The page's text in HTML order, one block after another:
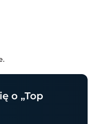
o „Top